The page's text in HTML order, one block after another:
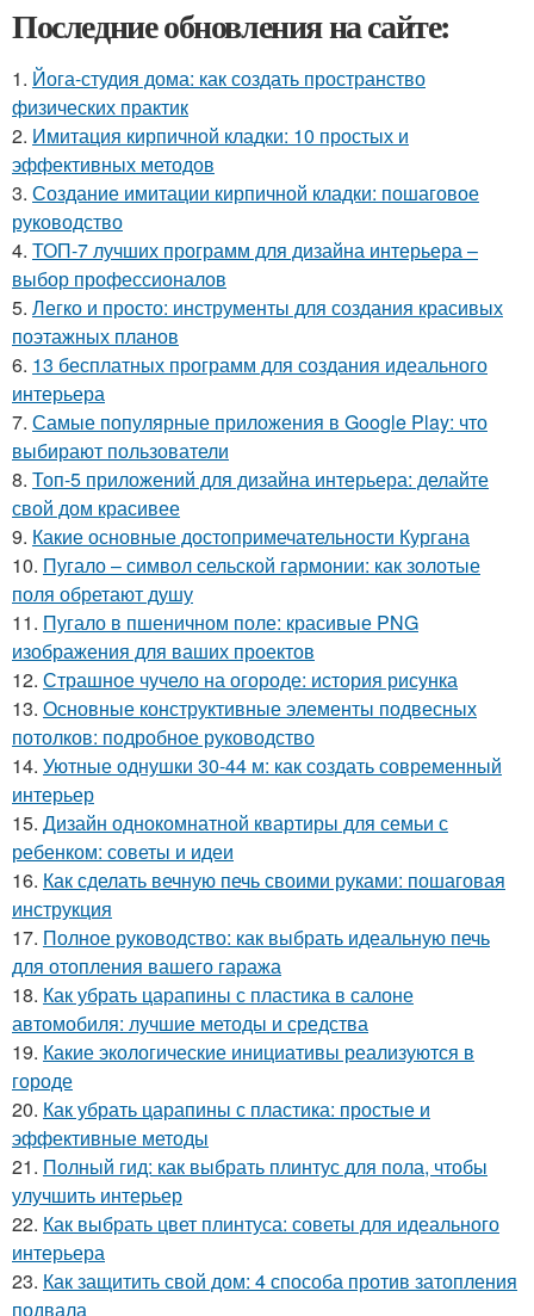
Последние обновления на сайте:
1. Йога-студия дома: как создать пространство
физических практик
2. Имитация кирпичной кладки: 10 простых и
эффективных методов
3. Создание имитации кирпичной кладки: пошаговое
руководство
4. ТОП-7 лучших программ для дизайна интерьера –
выбор профессионалов
5. Легко и просто: инструменты для создания красивых
поэтажных планов
6. 13 бесплатных программ для создания идеального
интерьера
7. Самые популярные приложения в Google Play: что
выбирают пользователи
8. Топ-5 приложений для дизайна интерьера: делайте
свой дом красивее
9. Какие основные достопримечательности Кургана
10. Пугало – символ сельской гармонии: как золотые
поля обретают душу
11. Пугало в пшеничном поле: красивые PNG
изображения для ваших проектов
12. Страшное чучело на огороде: история рисунка
13. Основные конструктивные элементы подвесных
потолков: подробное руководство
14. Уютные однушки 30-44 м: как создать современный
интерьер
15. Дизайн однокомнатной квартиры для семьи с
ребенком: советы и идеи
16. Как сделать вечную печь своими руками: пошаговая
инструкция
17. Полное руководство: как выбрать идеальную печь
для отопления вашего гаража
18. Как убрать царапины с пластика в салоне
автомобиля: лучшие методы и средства
19. Какие экологические инициативы реализуются в
городе
20. Как убрать царапины с пластика: простые и
эффективные методы
21. Полный гид: как выбрать плинтус для пола, чтобы
улучшить интерьер
22. Как выбрать цвет плинтуса: советы для идеального
интерьера
23. Как защитить свой дом: 4 способа против затопления
подвала